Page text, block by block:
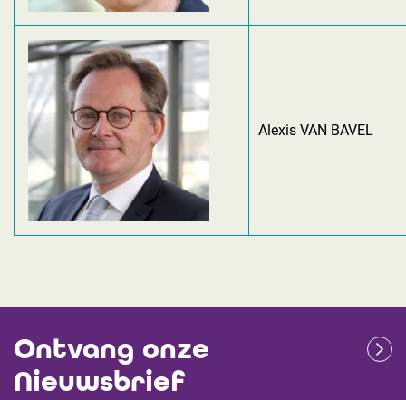
Alexis VAN BAVEL
Ontvang onze
Nieuwsbrief